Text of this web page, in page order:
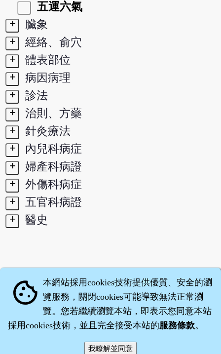
五運六氣
+
臟象
+
經絡、俞穴
+
體表部位
+
病因病理
+
診法
+
治則、方藥
+
針灸療法
+
內兒科病症
+
婦產科病證
+
外傷科病症
+
五官科病證
+
醫史
‧沈藥子©2008～2026
cookie 本網站採用cookies技術提供優質、安全的瀏
覽服務，關閉cookies可能導致無法正常瀏
覽。您若繼續瀏覽本站，即表示您同意本站
採用cookies技術，並且完全接受本站的服務條款。